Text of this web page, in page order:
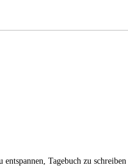
Tagebuch zu